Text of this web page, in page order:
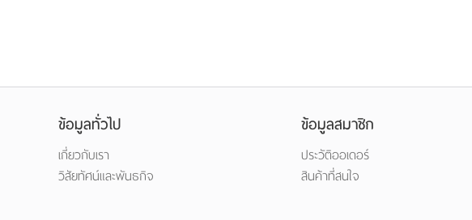
ข้อมูลทั่วไป
เกี่ยวกับเรา
วิสัยทัศน์และพันธกิจ
ข้อมูลสมาชิก
ประวัติออเดอร์
สินค้าที่สนใจ